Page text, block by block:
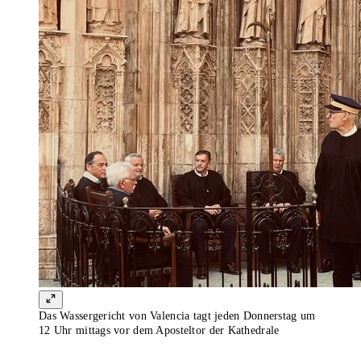
Das Wassergericht von Valencia tagt jeden Donnerstag um
12 Uhr mittags vor dem Aposteltor der Kathedrale